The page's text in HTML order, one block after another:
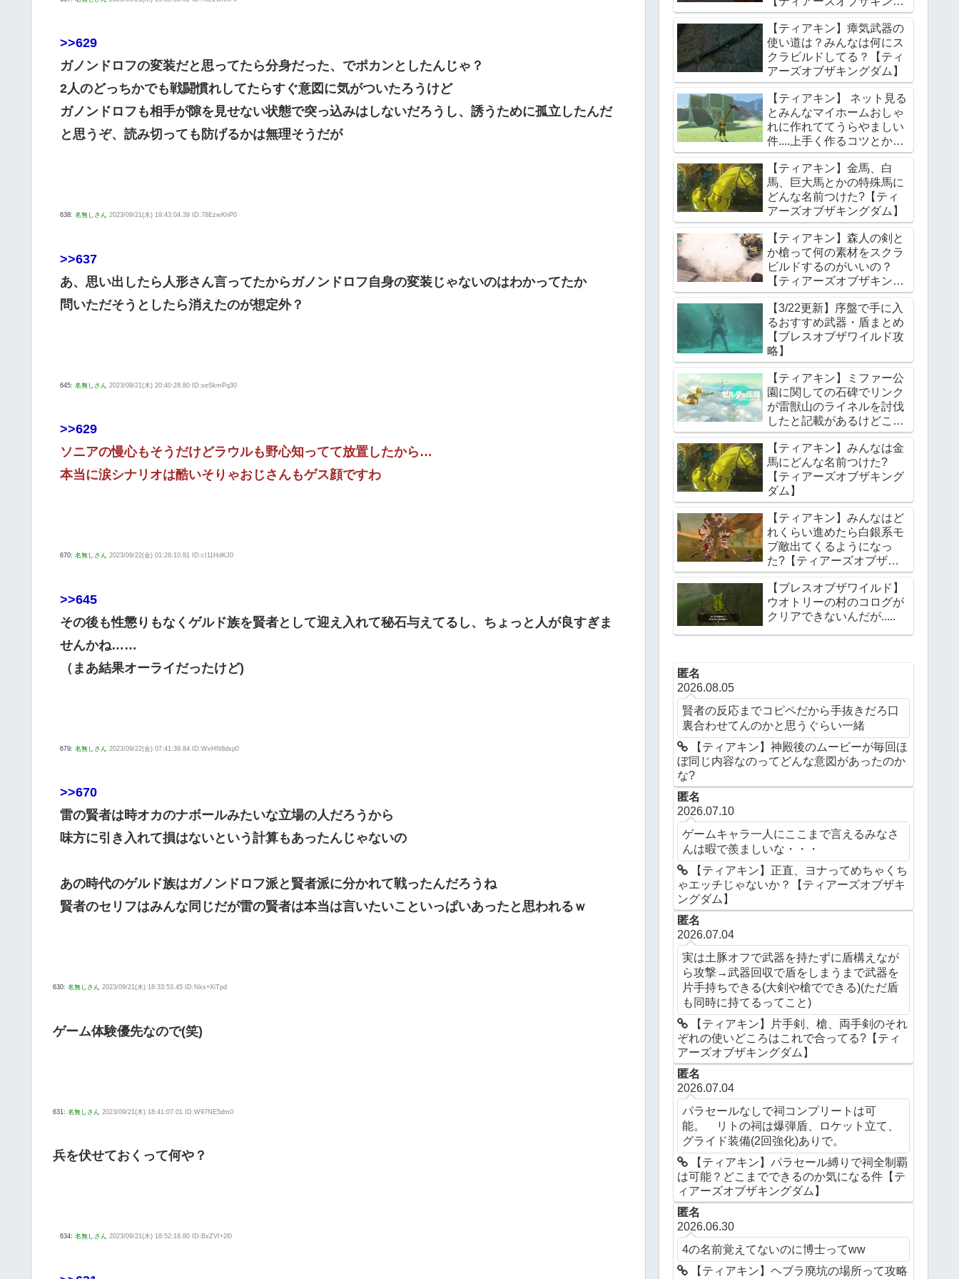
>>629
ガノンドロフの変装だと思ってたら分身だった、でポカンとしたんじゃ？
2人のどっちかでも戦闘慣れしてたらすぐ意図に気がついたろうけど
ガノンドロフも相手が隙を見せない状態で突っ込みはしないだろうし、誘うために孤立したんだ
と思うぞ、読み切っても防げるかは無理そうだが
638: 名無しさん 2023/09/21(木) 19:43:04.39 ID:78EzwKhP0
>>637
あ、思い出したら人形さん言ってたからガノンドロフ自身の変装じゃないのはわかってたか
問いただそうとしたら消えたのが想定外？
645: 名無しさん 2023/09/21(木) 20:40:28.80 ID:xeSkmPq30
>>629
ソニアの慢心もそうだけどラウルも野心知ってて放置したから…
本当に涙シナリオは酷いそりゃおじさんもゲス顔ですわ
670: 名無しさん 2023/09/22(金) 01:26:10.81 ID:cI11HdKJ0
>>645
その後も性懲りもなくゲルド族を賢者として迎え入れて秘石与えてるし、ちょっと人が良すぎま
せんかね……
（まあ結果オーライだったけど)
679: 名無しさん 2023/09/22(金) 07:41:39.84 ID:WvHN8dxp0
>>670
雷の賢者は時オカのナボールみたいな立場の人だろうから
味方に引き入れて損はないという計算もあったんじゃないの
あの時代のゲルド族はガノンドロフ派と賢者派に分かれて戦ったんだろうね
賢者のセリフはみんな同じだが雷の賢者は本当は言いたいこといっぱいあったと思われるｗ
630: 名無しさん 2023/09/21(木) 18:33:53.45 ID:Nks+XiTpd
ゲーム体験優先なので(笑)
631: 名無しさん 2023/09/21(木) 18:41:07.01 ID:W97NE5dm0
兵を伏せておくって何や？
634: 名無しさん 2023/09/21(木) 18:52:18.80 ID:BxZVI+2l0
ダム】
【ティアキン】瘴気武器の
使い道は？みんなは何にス
クラビルドしてる？【ティ
アーズオブザキングダム】
【ティアキン】 ネット見る
とみんなマイホームおしゃ
れに作れててうらやましい
件....上手く作るコツとかあ
る？【ティアーズオブザキ
ングダム】
【ティアキン】金馬、白
馬、巨大馬とかの特殊馬に
どんな名前つけた?【ティ
アーズオブザキングダム】
【ティアキン】森人の剣と
か槍って何の素材をスクラ
ビルドするのがいいの？
【ティアーズオブザキング
ダム】
【3/22更新】序盤で手に入
るおすすめ武器・盾まとめ
【ブレスオブザワイルド攻
略】
【ティアキン】ミファー公
園に関しての石碑でリンク
が雷獣山のライネルを討伐
したと記載があるけどこれ
っていつの話?【ティアー
ズオブザキングダム】
【ティアキン】みんなは金
馬にどんな名前つけた?
【ティアーズオブザキング
ダム】
【ティアキン】みんなはど
れくらい進めたら白銀系モ
ブ敵出てくるようになっ
た?【ティアーズオブザキ
ングダム】
【ブレスオブザワイルド】
ウオトリーの村のコログが
クリアできないんだが.....
匿名
2026.08.05
賢者の反応までコピペだから手抜きだろ口
裏合わせてんのかと思うぐらい一緒
【ティアキン】神殿後のムービーが毎回ほ
ぼ同じ内容なのってどんな意図があったのか
な?
匿名
2026.07.10
ゲームキャラ一人にここまで言えるみなさ
んは暇で羨ましいな・・・
【ティアキン】正直、ヨナってめちゃくち
ゃエッチじゃないか？【ティアーズオブザキ
ングダム】
匿名
2026.07.04
実は土豚オフで武器を持たずに盾構えなが
ら攻撃→武器回収で盾をしまうまで武器を
片手持ちできる(大剣や槍でできる)(ただ盾
も同時に持てるってこと)
【ティアキン】片手剣、槍、両手剣のそれ
ぞれの使いどころはこれで合ってる?【ティ
アーズオブザキングダム】
匿名
2026.07.04
パラセールなしで祠コンプリートは可
能。 リトの祠は爆弾盾、ロケット立て、
グライド装備(2回強化)ありで。
【ティアキン】パラセール縛りで祠全制覇
は可能？どこまでできるのか気になる件【テ
ィアーズオブザキングダム】
匿名
2026.06.30
4の名前覚えてないのに博士ってww
【ティアキン】ヘブラ廃坑の場所って攻略